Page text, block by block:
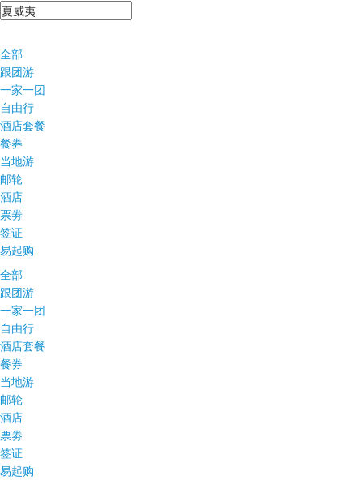
全部
跟团游
一家一团
自由行
酒店套餐
餐券
当地游
邮轮
酒店
票劵
签证
易起购
全部
跟团游
一家一团
自由行
酒店套餐
餐券
当地游
邮轮
酒店
票劵
签证
易起购